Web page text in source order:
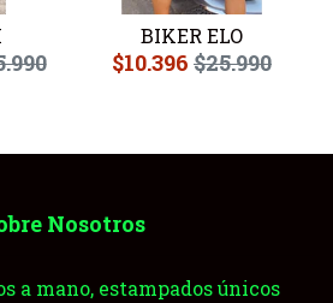
BIKER ELO
$10.396 $25.990
Nosotros
a mano, estampados únicos